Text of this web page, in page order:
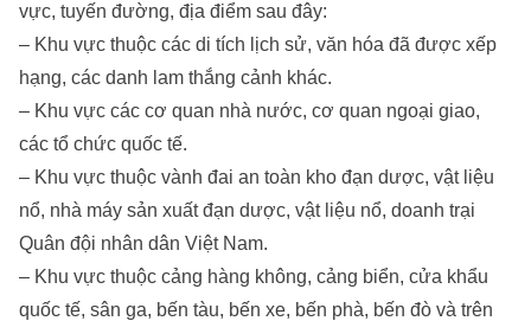
vực, tuyến đ­ường, địa điểm sau đây:
– Khu vực thuộc các di tích lịch sử, văn hóa đã đ­ược xếp
hạng, các danh lam thắng cảnh khác.
– Khu vực các cơ quan nhà n­ước, cơ quan ngoại giao,
các tổ chức quốc tế.
– Khu vực thuộc vành đai an toàn kho đạn d­ược, vật liệu
nổ, nhà máy sản xuất đạn d­ược, vật liệu nổ, doanh trại
Quân đội nhân dân Việt Nam.
– Khu vực thuộc cảng hàng không, cảng biển, cửa khẩu
quốc tế, sân ga, bến tàu, bến xe, bến phà, bến đò và trên